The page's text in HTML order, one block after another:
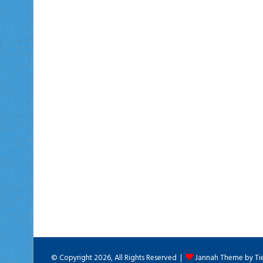
© Copyright 2026, All Rights Reserved | Jannah Theme by